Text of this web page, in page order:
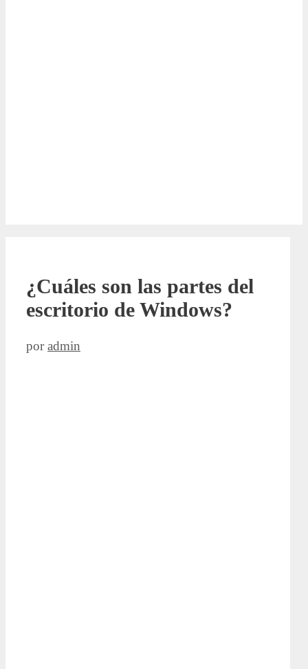
¿Cuáles son las partes del
escritorio de Windows?
poradmin